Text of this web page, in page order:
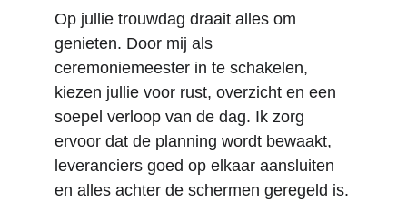
Op jullie trouwdag draait alles om
genieten. Door mij als
ceremoniemeester in te schakelen,
kiezen jullie voor rust, overzicht en een
soepel verloop van de dag. Ik zorg
ervoor dat de planning wordt bewaakt,
leveranciers goed op elkaar aansluiten
en alles achter de schermen geregeld is.